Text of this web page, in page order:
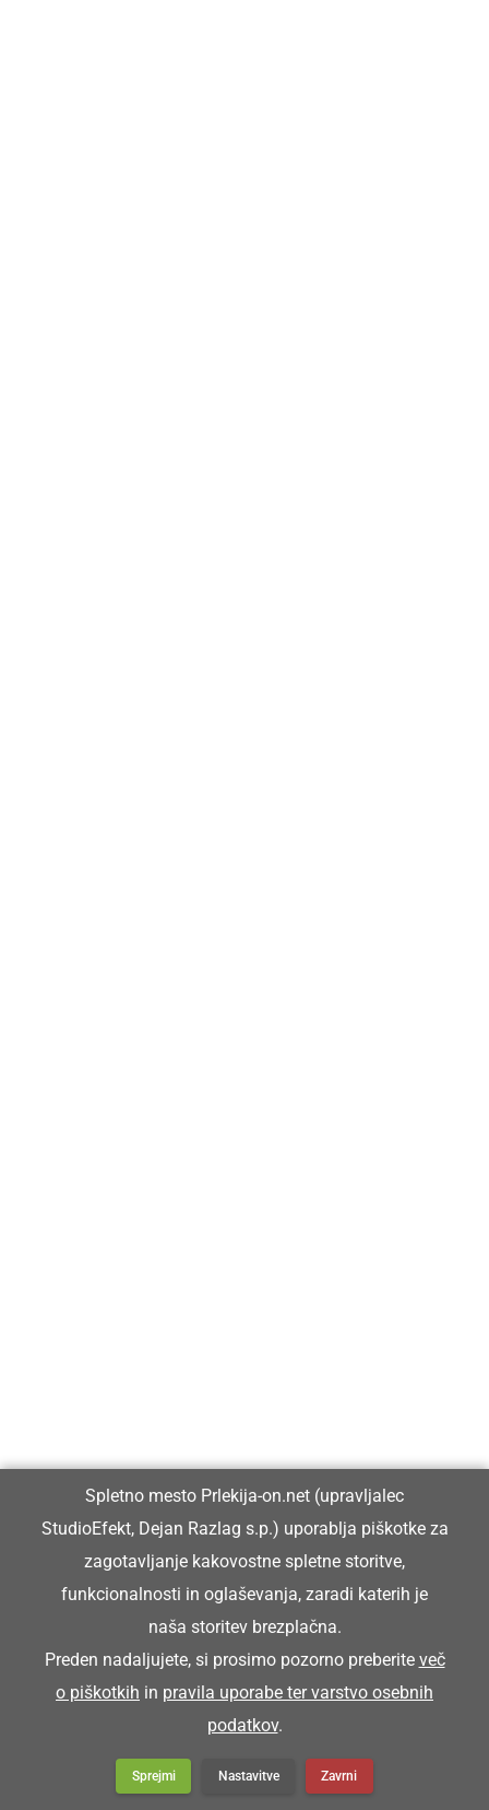
Spletno mesto Prlekija-on.net (upravljalec
StudioEfekt, Dejan Razlag s.p.) uporablja piškotke za
zagotavljanje kakovostne spletne storitve,
funkcionalnosti in oglaševanja, zaradi katerih je
naša storitev brezplačna.
Preden nadaljujete, si prosimo pozorno preberite več
o piškotkih in pravila uporabe ter varstvo osebnih
podatkov.
Sprejmi Nastavitve Zavrni